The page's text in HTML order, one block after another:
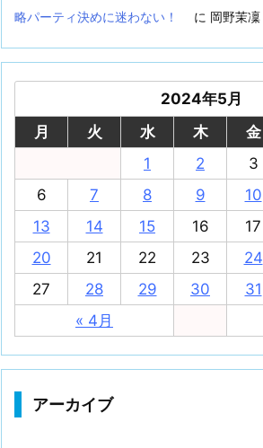
略パーティ決めに迷わない！
に 岡野茉凜
2024年5月
月
火 水 木 金
« 4月
1 2 3
6
7 8 9 10
13
14 15 16 17
20
21 22 23 24
27
28 29 30 31
アーカイブ